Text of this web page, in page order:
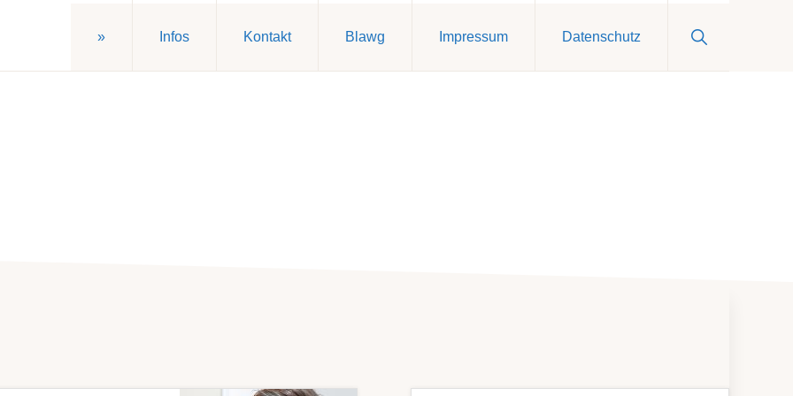
» Infos Kontakt Blawg Impressum Datenschutz
Show
Search